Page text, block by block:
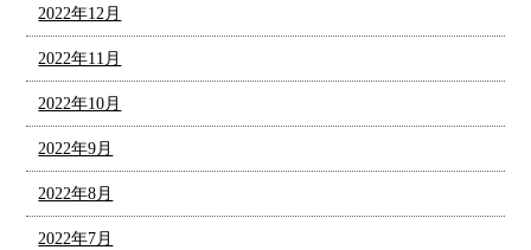
2022年12月
2022年11月
2022年10月
2022年9月
2022年8月
2022年7月